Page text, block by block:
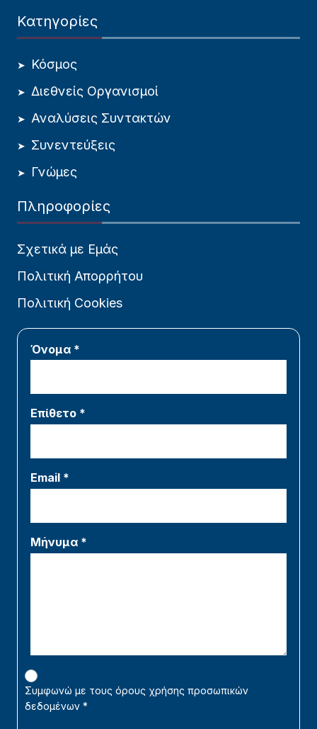
Κατηγορίες
Κόσμος
Διεθνείς Οργανισμοί
Αναλύσεις Συντακτών
Συνεντεύξεις
Γνώμες
Πληροφορίες
Σχετικά με Εμάς
Πολιτική Απορρήτου
Πολιτική Cookies
Όνομα *
Επίθετο *
Email *
Μήνυμα *
Συμφωνώ με τους όρους χρήσης προσωπικών
δεδομένων *